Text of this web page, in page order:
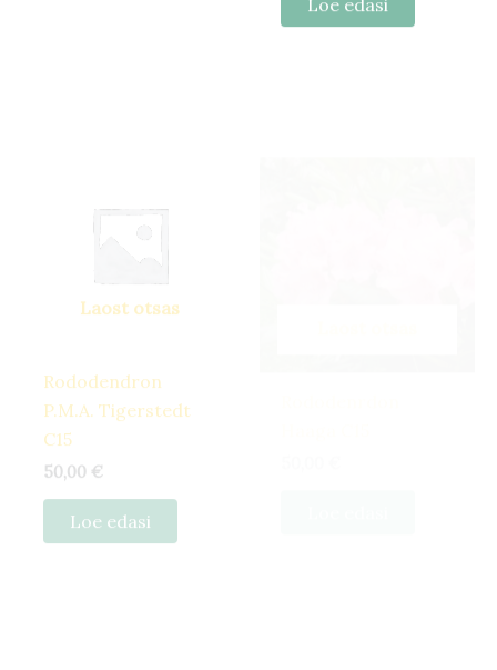
Laost otsas
P.M.A. Tigerstedt
50,00€
Loe edasi
Sellel